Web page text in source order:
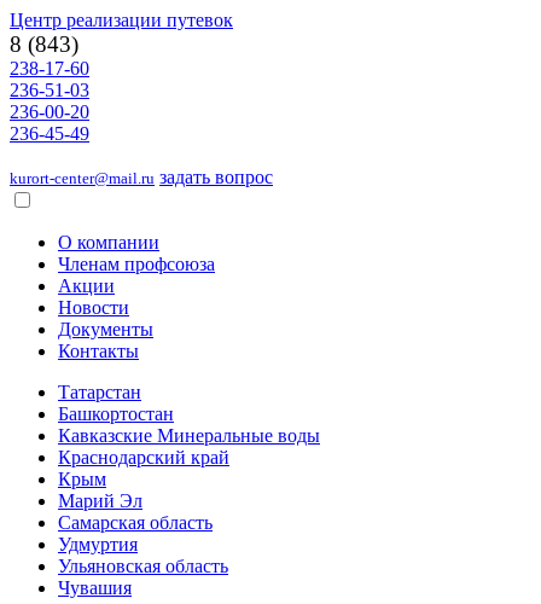
Центр реализации путевок
8 (843)
238-17-60
236-51-03
236-00-20
236-45-49
kurort-center@mail.ru задать вопрос
О компании
Членам профсоюза
Акции
Новости
Документы
Контакты
Татарстан
Башкортостан
Кавказские Минеральные воды
Краснодарский край
Крым
Марий Эл
Самарская область
Удмуртия
Ульяновская область
Чувашия